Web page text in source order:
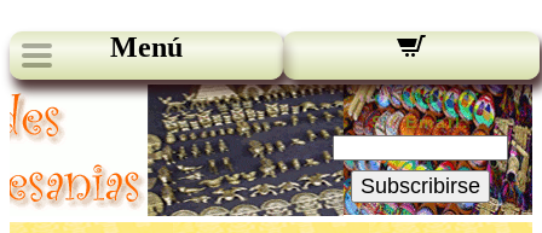
Menú
Novedades:
Su Email:
Subscribirse